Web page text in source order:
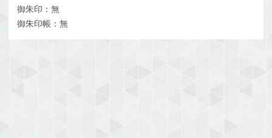
御朱印：無
御朱印帳：無